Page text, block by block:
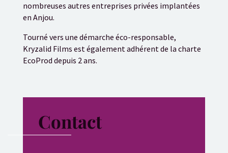
nombreuses autres entreprises privées implantées
en Anjou.
Tourné vers une démarche éco-responsable,
Kryzalid Films est également adhérent de la charte
EcoProd depuis 2 ans.
Contact